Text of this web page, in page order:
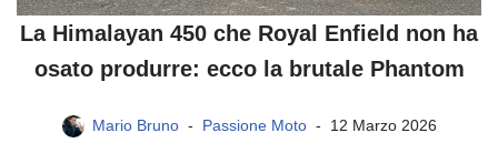
La Himalayan 450 che Royal Enfield non ha
osato produrre: ecco la brutale Phantom
Mario Bruno Passione Moto 12 Marzo 2026